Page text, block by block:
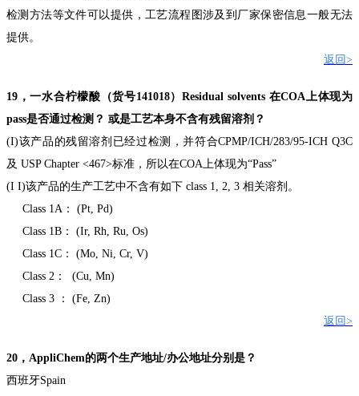
检测方法等文件可以提供，工艺流程图涉及到 厂家保密信息一般无法
提供。
返回>
19 ，一水合柠檬酸（货号141018）Residual solvents 在COA上体现为
pass是否通过检测？ 或是工艺本身不含有残留溶剂？
(I)该产品的残留溶剂已经过检测，并符合CPMP/ICH/283/95-ICH Q3C
及 USP Chapter <467>标准，所以在COA上体现为“Pass”
(I I)该产品的生产工艺中不含有如下 class 1, 2, 3 相关溶剂。
Class 1A ：
(Pt, Pd)
Class 1B ：
(Ir, Rh, Ru, Os)
Class 1C ：
(Mo, Ni, Cr, V)
Class 2 ：
(Cu, Mn)
Class 3
：
(Fe, Zn)
返回>
20 ， AppliChem的两个生产地址/办公地址分别是？
西班牙Spain